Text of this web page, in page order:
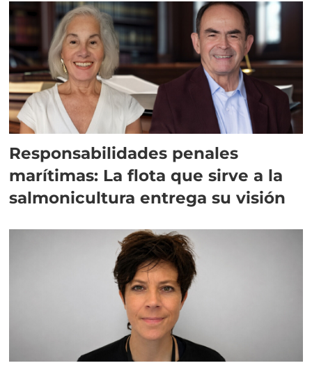
Responsabilidades penales
marítimas: La flota que sirve a la
salmonicultura entrega su visión